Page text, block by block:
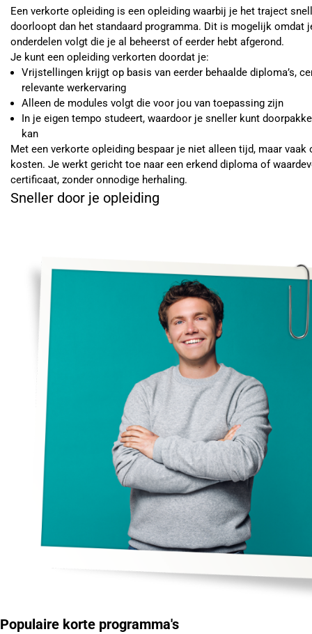
Een verkorte opleiding is een opleiding waarbij je het traject
doorloopt dan het standaard programma. Dit is mogelijk omdat
onderdelen volgt die je al beheerst of eerder hebt afgerond.
Je kunt een opleiding verkorten doordat je:
Vrijstellingen krijgt op basis van eerder behaalde diploma’s,
relevante werkervaring
Alleen de modules volgt die voor jou van toepassing zijn
In je eigen tempo studeert, waardoor je sneller kunt
kan
Met een verkorte opleiding bespaar je niet alleen tijd, maar vaak
kosten. Je werkt gericht toe naar een erkend diploma of
certificaat, zonder onnodige herhaling.
Sneller door je opleiding
Populaire korte programma's